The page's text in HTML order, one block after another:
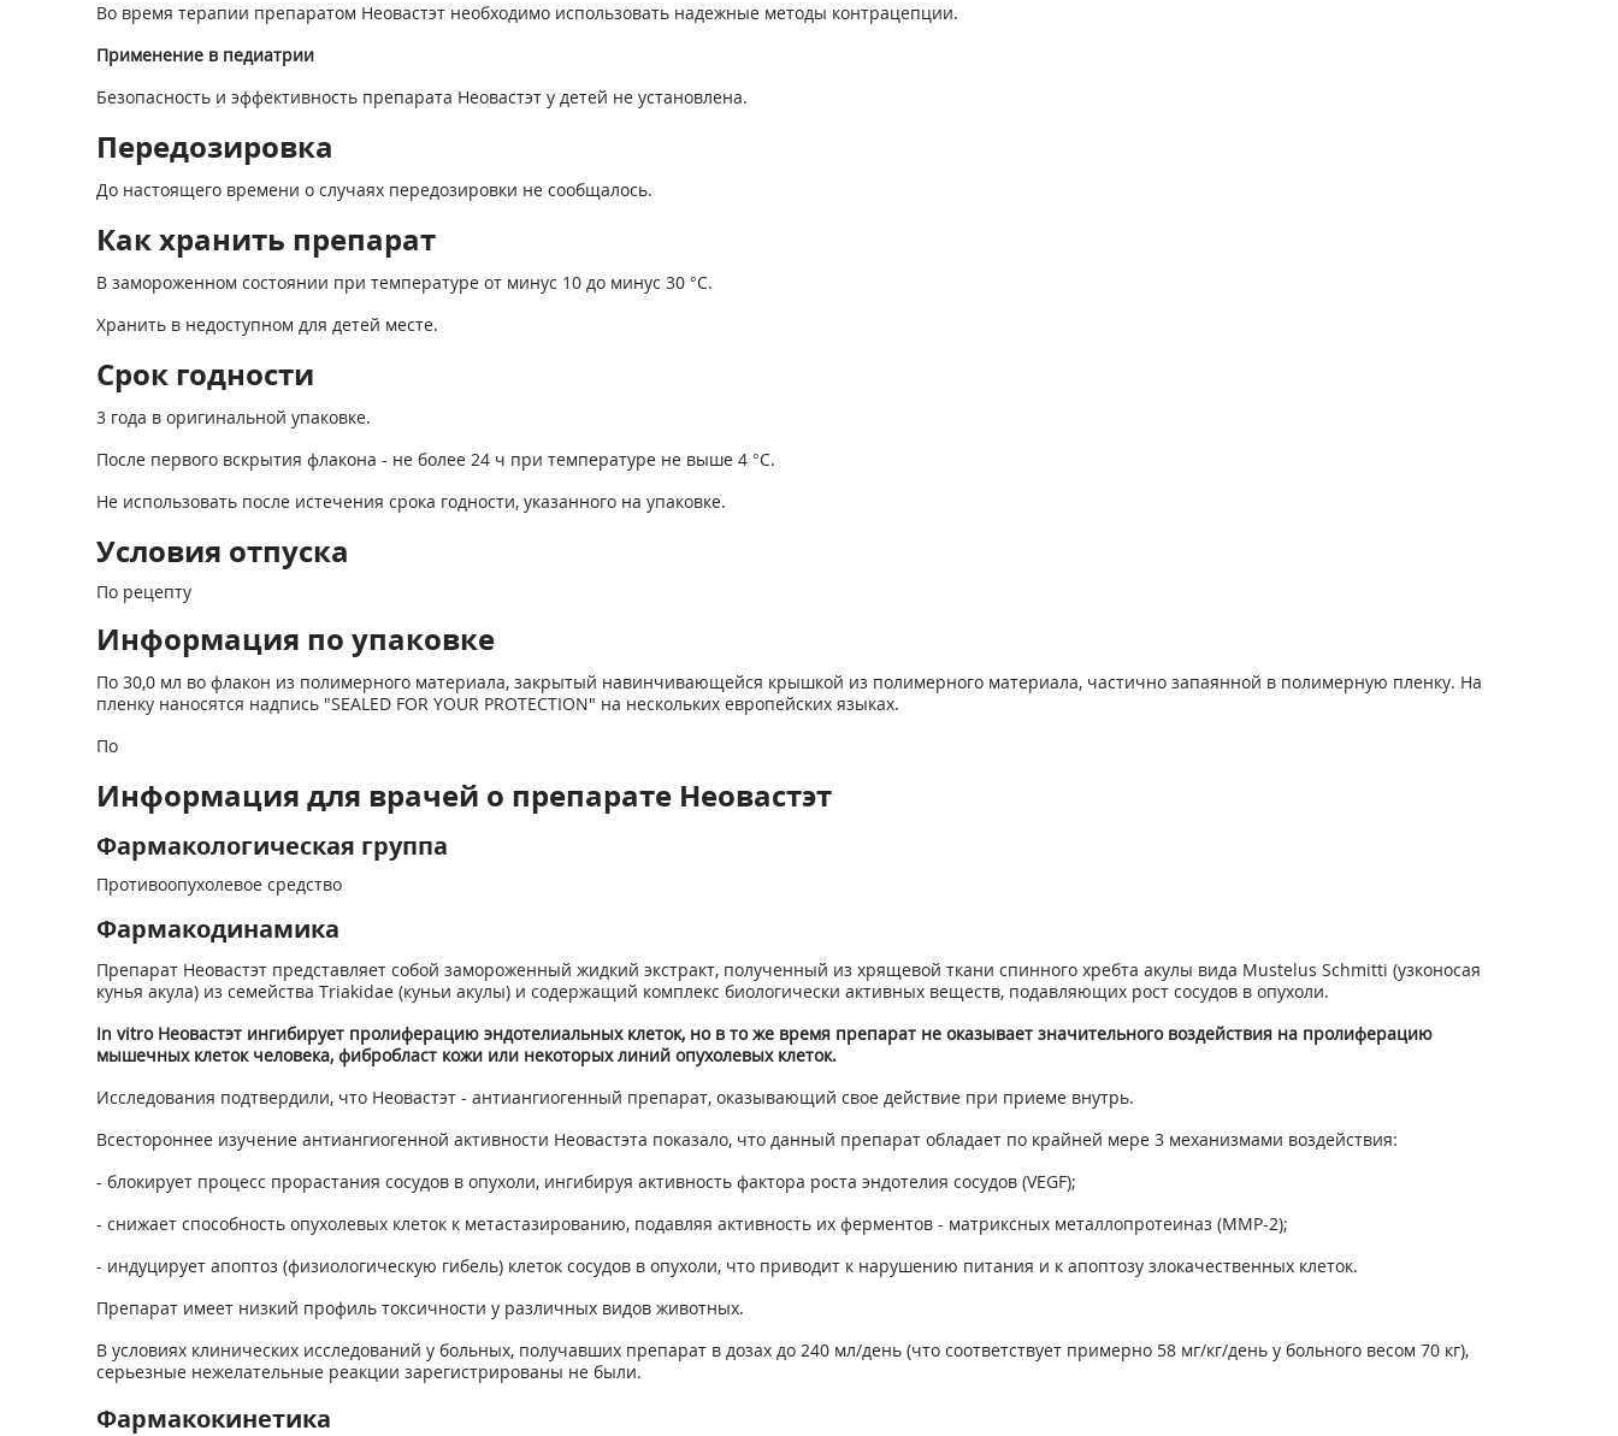
Во время терапии препаратом Неовастэт необходимо использовать надежные методы контрацепции.
Применение в педиатрии
Безопасность и эффективность препарата Неовастэт у детей не установлена.
Передозировка
До настоящего времени о случаях передозировки не сообщалось.
Как хранить препарат
В замороженном состоянии при температуре от минус 10 до минус 30 °С.
Хранить в недоступном для детей месте.
Срок годности
3 года в оригинальной упаковке.
После первого вскрытия флакона - не более 24 ч при температуре не выше 4 °С.
Не использовать после истечения срока годности, указанного на упаковке.
Условия отпуска
По рецепту
Информация по упаковке
По 30,0 мл во флакон из полимерного материала, закрытый навинчивающейся крышкой из полимерного материала, частично запаянной в полимерную пленку. На
пленку наносятся надпись "SEALED FOR YOUR PROTECTION" на нескольких европейских языках.
По
Информация для врачей о препарате Неовастэт
Фармакологическая группа
Противоопухолевое средство
Фармакодинамика
Препарат Неовастэт представляет собой замороженный жидкий экстракт, полученный из хрящевой ткани спинного хребта акулы вида Mustelus Schmitti (узконосая
кунья акула) из семейства Triakidae (куньи акулы) и содержащий комплекс биологически активных веществ, подавляющих рост сосудов в опухоли.
In vitro Неовастэт ингибирует пролиферацию эндотелиальных клеток, но в то же время препарат не оказывает значительного воздействия на пролиферацию
мышечных клеток человека, фибробласт кожи или некоторых линий опухолевых клеток.
Исследования подтвердили, что Неовастэт - антиангиогенный препарат, оказывающий свое действие при приеме внутрь.
Всестороннее изучение антиангиогенной активности Неовастэта показало, что данный препарат обладает по крайней мере 3 механизмами воздействия:
- блокирует процесс прорастания сосудов в опухоли, ингибируя активность фактора роста эндотелия сосудов (VEGF);
- снижает способность опухолевых клеток к метастазированию, подавляя активность их ферментов - матриксных металлопротеиназ (ММР-2);
- индуцирует апоптоз (физиологическую гибель) клеток сосудов в опухоли, что приводит к нарушению питания и к апоптозу злокачественных клеток.
Препарат имеет низкий профиль токсичности у различных видов животных.
В условиях клинических исследований у больных, получавших препарат в дозах до 240 мл/день (что соответствует примерно 58 мг/кг/день у больного весом 70 кг),
серьезные нежелательные реакции зарегистрированы не были.
Фармакокинетика